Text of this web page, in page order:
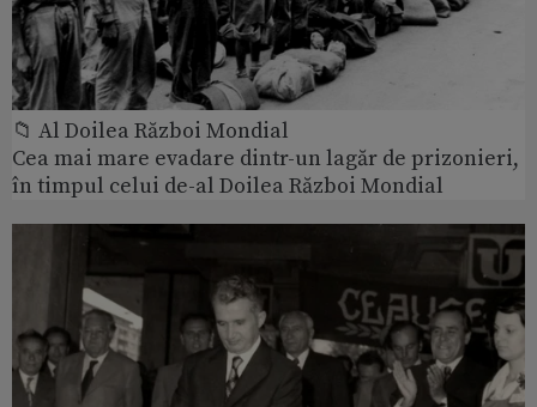
📁 Al Doilea Război Mondial
Cea mai mare evadare dintr-un lagăr de prizonieri,
în timpul celui de-al Doilea Război Mondial